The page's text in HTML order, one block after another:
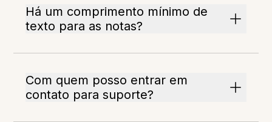
Há um comprimento mínimo de
texto para as notas?
Com quem posso entrar em
contato para suporte?